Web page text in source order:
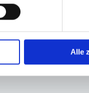
Alle
Am Bullhamm 24-